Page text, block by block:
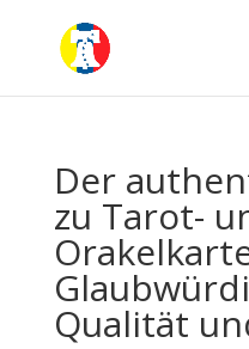
Der
zu Tarot-
Qualität